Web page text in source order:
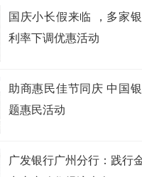
国庆小长假来临 ，多家
利率下调优惠活动
助商惠民佳节同庆 中国
题惠民活动
广发银行广州分行：践行